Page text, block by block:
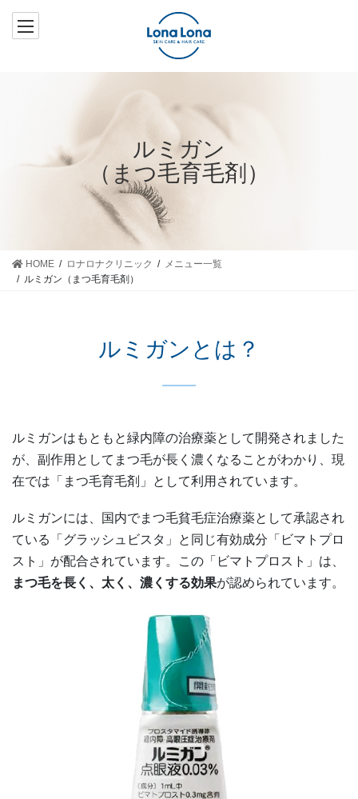
ルミガン
（まつ毛育毛剤）
HOME ロナロナクリニック
メニュー一覧
ルミガン（まつ毛育毛剤）
ルミガンとは？
ルミガンはもともと緑内障の治療薬として開発されました
が、副作用としてまつ毛が長く濃くなることがわかり、現
在では「まつ毛育毛剤」として利用されています。
ルミガンには、国内でまつ毛貧毛症治療薬として承認され
ている「グラッシュビスタ」と同じ有効成分「ビマトプロ
スト」が配合されています。この「ビマトプロスト」は、
まつ毛を長く、太く、濃くする効果が認められています。